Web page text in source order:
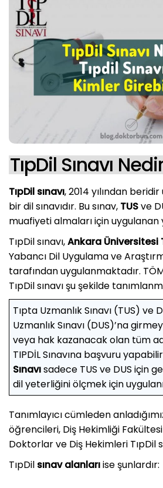
TıpDil Sınavı
TıpDil sınavı, 2014 yılından
bir dil sınavıdır. Bu sınav, TUSve
muafiyeti almaları için uygulanan
TıpDil sınavı,Ankara Üniversitesi
Yabancı Dil Uygulama ve
tarafından uygulanmaktadır.
TıpDil sınavı şu şekilde
Tıpta Uzmanlık Sınavı (TUS) ve
Uzmanlık Sınavı (DUS)’na
veya hak kazanacak olan tüm
TIPDİL Sınavına başvuru
Sınavısadece TUS ve DUS için
dil yeterliğini ölçmek için
Tanımlayıcı cümleden
öğrencileri, Diş Hekimliği
Doktorlar ve Diş Hekimleri TıpDil
TıpDil sınav alanlarıise şunlardır: